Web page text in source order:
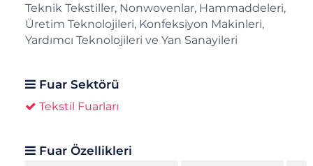
Teknik Tekstiller, Nonwovenlar, Hammaddeleri,
Üretim Teknolojileri, Konfeksiyon Makinleri,
Yardımcı Teknolojileri ve Yan Sanayileri
Fuar Sektörü
Tekstil Fuarları
Fuar Özellikleri